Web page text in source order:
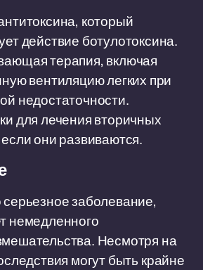
который
действие ботулотоксина.
терапия, включая
вентиляцию легких при
недостаточности.
для лечения вторичных
они развиваются.
заболевание,
немедленного
Несмотря на
могут быть крайне